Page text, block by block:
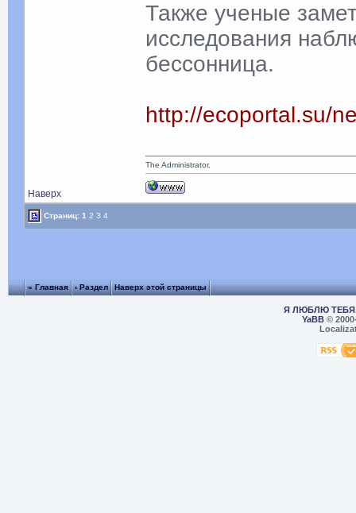
Также ученые
исследования
бессонница.
http://ecoportal.su/
Наверх
The Administrator.
Страниц:1 2 3 4
« Главная ‹ Раздел Наверх этой страницы
Я ЛЮБЛЮ
YaBB©